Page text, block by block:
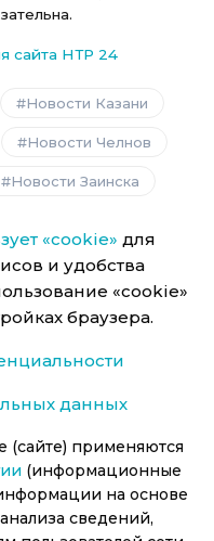
сайта НТР 24
Новости Казани
Новости Челнов
Новости Заинска
«cookie» для
и удобства
«cookie»
браузера.
данных
применяются
(информационные
на основе
сведений,